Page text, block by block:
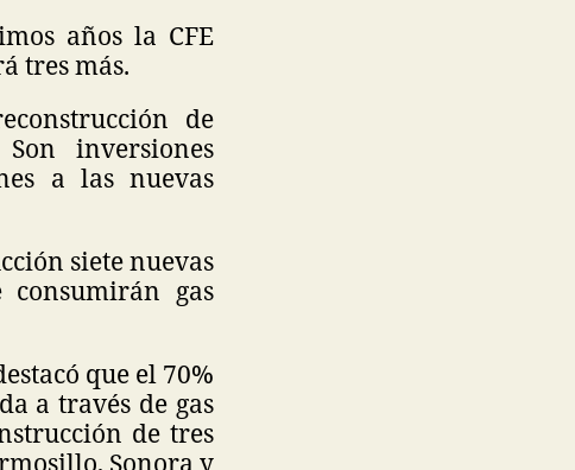
años la CFE
tres más.
de
inversiones
a las nuevas
siete nuevas
gas
que el 70%
a través de gas
de tres
Sonora y